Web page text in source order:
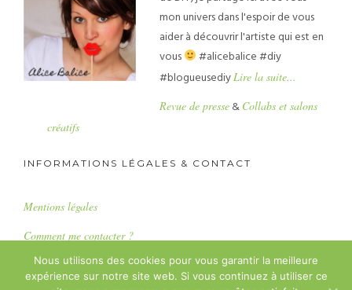
mon univers dans l'espoir de vous
aider à découvrir l'artiste qui est en
vous
#alicebalice #diy
#blogueusediyLire la suite...
Revue de presse & Collabs et salons
créatifs
INFORMATIONS LÉGALES & CONTACT
Mentions légales
Comment me contacter ?
Copyright : Alice Balice SASU
Nous utilisons des cookies pour vous garantir la meilleure
expérience sur notre site web. Si vous continuez à utiliser ce